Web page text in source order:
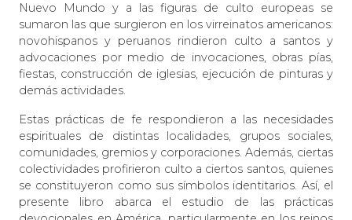
Nuevo Mundo y a las figuras de culto europeas se
sumaron las que surgieron en los virreinatos americanos:
novohispanos y peruanos rindieron culto a santos y
advocaciones por medio de invocaciones, obras pías,
fiestas, construcción de iglesias, ejecución de pinturas y
demás actividades.
Estas prácticas de fe respondieron a las necesidades
espirituales de distintas localidades, grupos sociales,
comunidades, gremios y corporaciones. Además, ciertas
colectividades profirieron culto a ciertos santos, quienes
se constituyeron como sus símbolos identitarios. Así, el
presente libro abarca el estudio de las prácticas